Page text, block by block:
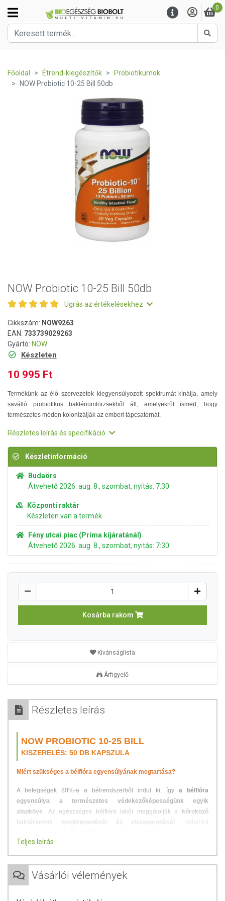
0
Főoldal Étrend-kiegészítők
Probiotikumok
NOW Probiotic 10-25 Bill 50db
NOW Probiotic 10-25 Bill 50db
Ugrás az értékelésekhez
Cikkszám: NOW9263
EAN: 733739029263
Gyártó: NOW
Készleten
10 995 Ft
Termékünk az élő szervezetek kiegyensúlyozott spektrumát kínálja, amely
saválló probiotikus baktériumtörzsekből áll, amelyekről ismert, hogy
természetes módon kolonizálják az emberi tápcsatornát.
Részletes leírás és specifikáció
Készletinformáció
Budaörs
Átvehető 2026. aug. 8., szombat, nyitás: 7:30
Központi raktár
Készleten van a termék
Fény utcai piac (Príma kijáratánál)
Átvehető 2026. aug. 8., szombat, nyitás: 7:30
Kosárba rakom
Kívánságlista
Árfigyelő
Részletes leírás
NOW PROBIOTIC 10-25 BILL
KISZERELÉS: 50 DB KAPSZULA
Miért szükséges a bélflóra egyensúlyának megtartása?
A betegségek 80%-a a bélrendszerből indul ki, így a bélflóra
egyensúlya a természetes védekezőképességünk egyik
alapköve. Az egészséges bélflóra lakói meggátolják a
kórokozó
baktériumok megtelepedését és elszaporodását , valamint
szervezetünkre káros anyagok és a gyógyszerek miatt a legtöbb
Teljes leírás
Vásárlói vélemények